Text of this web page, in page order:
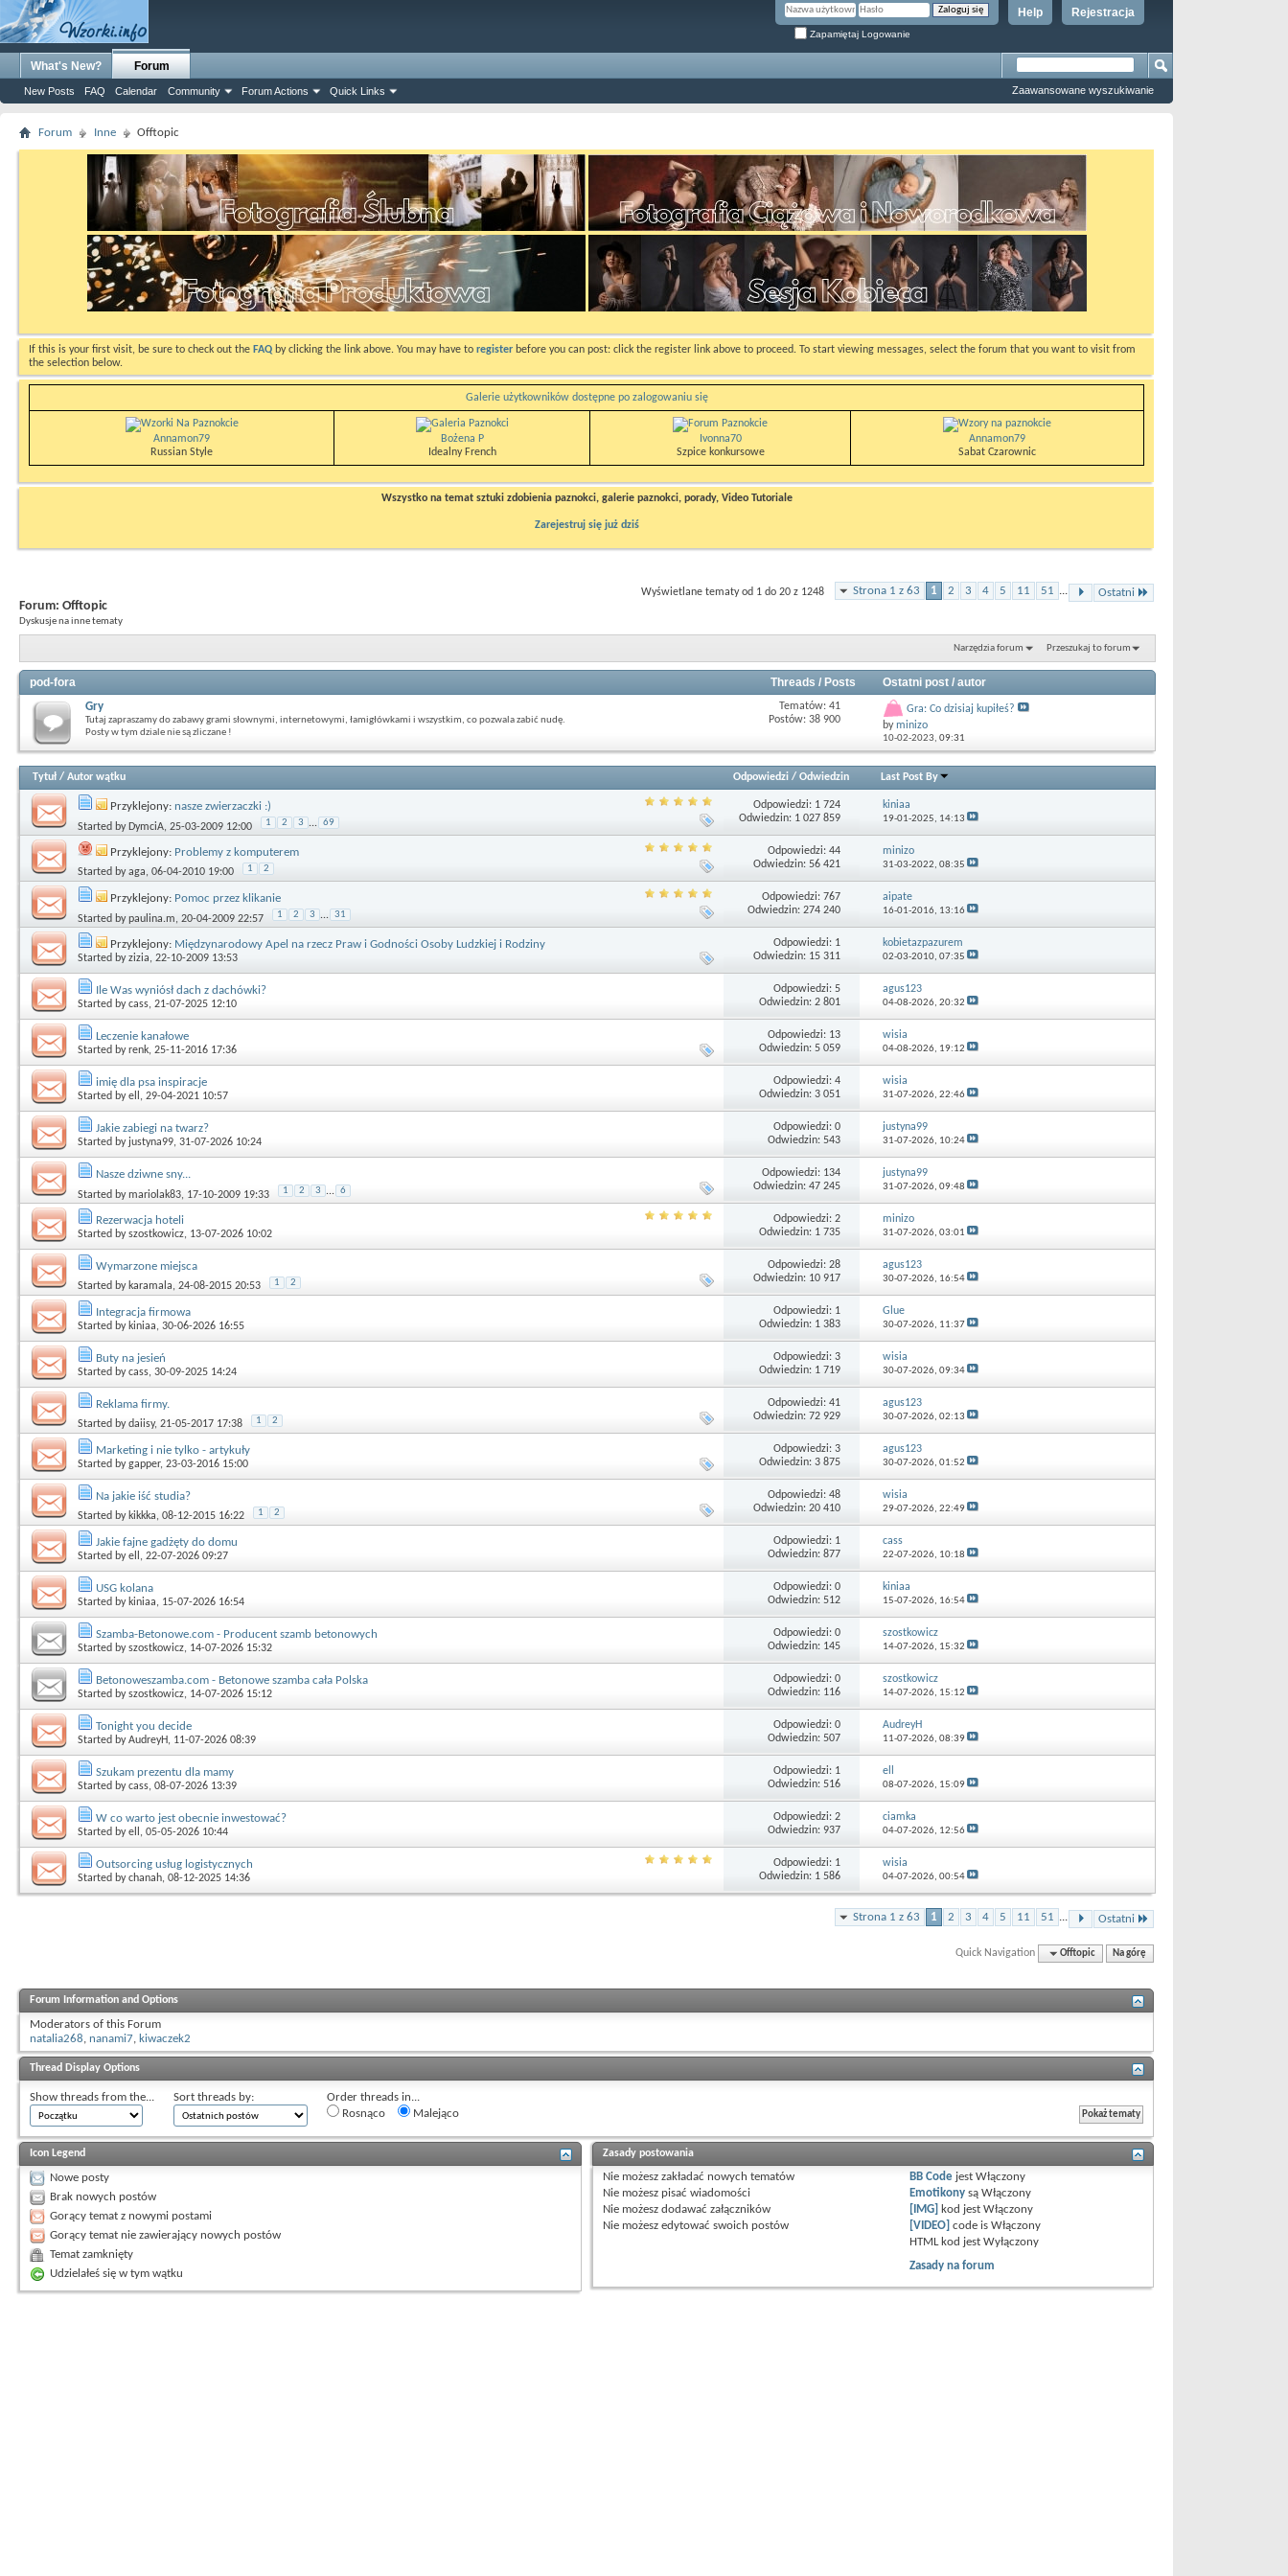
Rejestracja
Help
Zapamiętaj Logowanie
What's New? Forum
New Posts FAQ Calendar Community Forum Actions Quick Links Zaawansowane wyszukiwanie
Forum Inne Offtopic
If this is your first visit, be sure to check out the FAQ by clicking the link above. You may have to register before you can post: click the register link above to proceed. To start viewing messages, select the forum that you want to visit from
the selection below.
Galerie użytkowników dostępne po zalogowaniu się
Annamon79
Russian Style
Bożena P
Idealny French
Ivonna70
Szpice konkursowe
Annamon79
Sabat Czarownic
Wszystko na temat sztuki zdobienia paznokci, galerie paznokci, porady, Video Tutoriale
Zarejestruj się już dziś
Strona 1 z 63 1 2 3 4 5 11 51 ... Ostatni
Wyświetlane tematy od 1 do 20 z 1248
Forum: Offtopic
Dyskusje na inne tematy
Narzędzia forum Przeszukaj to forum
pod-fora Threads / Posts Ostatni post / autor
Gry
Tutaj zapraszamy do zabawy grami słownymi, internetowymi, łamigłówkami i wszystkim, co pozwala zabić nudę.
Posty w tym dziale nie są zliczane !
Tematów: 41
Postów: 38 900
Gra: Co dzisiaj kupiłeś?
byminizo
10-02-2023, 09:31
Tytuł / Autor wątku Odpowiedzi/ Odwiedzin Last Post By
Przyklejony: nasze zwierzaczki :)
Started by DymciA, 25-03-2009 12:00 1 2 3 ... 69
Odpowiedzi: 1 724
Odwiedzin: 1 027 859
kiniaa
19-01-2025, 14:13
Przyklejony: Problemy z komputerem
Started byaga, 06-04-2010 19:00 1 2
Odpowiedzi: 44
Odwiedzin: 56 421
minizo
31-03-2022, 08:35
Przyklejony: Pomoc przez klikanie
Started bypaulina.m, 20-04-2009 22:57 1 2 3 ... 31
Odpowiedzi: 767
Odwiedzin: 274 240
aipate
16-01-2016, 13:16
Przyklejony: Międzynarodowy Apel na rzecz Praw i Godności Osoby Ludzkiej i Rodziny
Started byzizia, 22-10-2009 13:53
Odpowiedzi: 1
Odwiedzin: 15 311
kobietazpazurem
02-03-2010, 07:35
Ile Was wyniósł dach z dachówki?
Started bycass, 21-07-2025 12:10
Odpowiedzi: 5
Odwiedzin: 2 801
agus123
04-08-2026, 20:32
Leczenie kanałowe
Started byrenk, 25-11-2016 17:36
Odpowiedzi: 13
Odwiedzin: 5 059
wisia
04-08-2026, 19:12
imię dla psa inspiracje
Started byell , 29-04-2021 10:57
Odpowiedzi: 4
Odwiedzin: 3 051
wisia
31-07-2026, 22:46
Jakie zabiegi na twarz?
Started by justyna99, 31-07-2026 10:24
Odpowiedzi: 0
Odwiedzin: 543
justyna99
31-07-2026, 10:24
Nasze dziwne sny...
Started bymariolak83, 17-10-2009 19:33 1 2 3 ... 6
Odpowiedzi: 134
Odwiedzin: 47 245
justyna99
31-07-2026, 09:48
Rezerwacja hoteli
Started byszostkowicz, 13-07-2026 10:02
Odpowiedzi: 2
Odwiedzin: 1 735
minizo
31-07-2026, 03:01
Wymarzone miejsca
Started by karamala, 24-08-2015 20:53 1 2
Odpowiedzi: 28
Odwiedzin: 10 917
agus123
30-07-2026, 16:54
Integracja firmowa
Started by kiniaa, 30-06-2026 16:55
Odpowiedzi: 1
Odwiedzin: 1 383
Glue
30-07-2026, 11:37
Buty na jesień
Started bycass, 30-09-2025 14:24
Odpowiedzi: 3
Odwiedzin: 1 719
wisia
30-07-2026, 09:34
Reklama firmy.
Started bydaiisy, 21-05-2017 17:38 1 2
Odpowiedzi: 41
Odwiedzin: 72 929
agus123
30-07-2026, 02:13
Marketing i nie tylko - artykuły
Started bygapper, 23-03-2016 15:00
Odpowiedzi: 3
Odwiedzin: 3 875
agus123
30-07-2026, 01:52
Na jakie iść studia?
Started by kikkka, 08-12-2015 16:22 1 2
Odpowiedzi: 48
Odwiedzin: 20 410
wisia
29-07-2026, 22:49
Jakie fajne gadżęty do domu
Started byell , 22-07-2026 09:27
Odpowiedzi: 1
Odwiedzin: 877
cass
22-07-2026, 10:18
USG kolana
Started by kiniaa, 15-07-2026 16:54
Odpowiedzi: 0
Odwiedzin: 512
kiniaa
15-07-2026, 16:54
Szamba-Betonowe.com - Producent szamb betonowych
Started byszostkowicz, 14-07-2026 15:32
Odpowiedzi: 0
Odwiedzin: 145
szostkowicz
14-07-2026, 15:32
Betonoweszamba.com - Betonowe szamba cała Polska
Started byszostkowicz, 14-07-2026 15:12
Odpowiedzi: 0
Odwiedzin: 116
szostkowicz
14-07-2026, 15:12
Tonight you decide
Started byAudreyH, 11-07-2026 08:39
Odpowiedzi: 0
Odwiedzin: 507
AudreyH
11-07-2026, 08:39
Szukam prezentu dla mamy
Started bycass, 08-07-2026 13:39
Odpowiedzi: 1
Odwiedzin: 516
ell
08-07-2026, 15:09
W co warto jest obecnie inwestować?
Started byell , 05-05-2026 10:44
Odpowiedzi: 2
Odwiedzin: 937
ciamka
04-07-2026, 12:56
Outsorcing usług logistycznych
Started bychanah, 08-12-2025 14:36
Odpowiedzi: 1
Odwiedzin: 1 586
wisia
04-07-2026, 00:54
Strona 1 z 63 1 2 3 4 5 11 51 ... Ostatni
Quick Navigation Offtopic Na górę
Forum Information and Options
Moderators of this Forum
natalia268, nanami7, kiwaczek2
Thread Display Options
Show threads from the... Sort threads by:
Order threads in...
Rosnąco
Malejąco
Icon Legend
Nowe posty
Brak nowych postów
Gorący temat z nowymi postami
Gorący temat nie zawierający nowych postów
Temat zamknięty
Udzielałeś się w tym wątku
Zasady postowania
Nie możeszzakładać nowych tematów
Nie możeszpisać wiadomości
Nie możeszdodawać załączników
Nie możeszedytować swoich postów
BB Code jestWłączony
Emotikony sąWłączony
[IMG] kod jestWłączony
[VIDEO] code isWłączony
HTML kod jestWyłączony
Zasady na forum